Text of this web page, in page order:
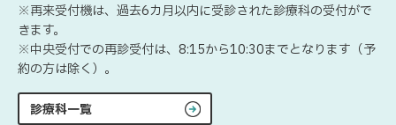
※再来受付機は、過去6カ月以内に受診された診療科の受付がで
きます。
※中央受付での再診受付は、8:15から10:30までとなります（予
約の方は除く）。
診療科一覧